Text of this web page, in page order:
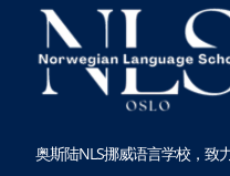
奥斯陆NLS挪威语言学校，致